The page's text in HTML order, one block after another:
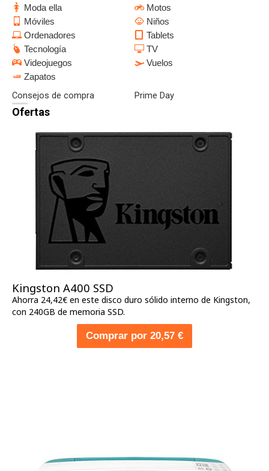
Moda ella
Motos
Móviles
Niños
Ordenadores
Tablets
Tecnología
TV
Videojuegos
Vuelos
Zapatos
Consejos de compra Prime Day
Ofertas
Kingston A400 SSD
Ahorra 24,42€ en este disco duro sólido interno de Kingston,
con 240GB de memoria SSD.
Comprar por 20,57 €